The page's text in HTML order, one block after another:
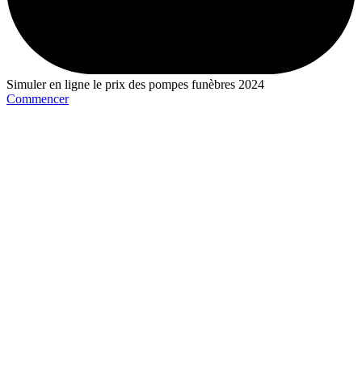
Simuler en ligne le prix des pompes funèbres 2024
Commencer